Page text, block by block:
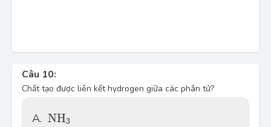
Câu 10:
Chất tạo được liên kết hydrogen giữa các phân tử?
A. NH3
NH